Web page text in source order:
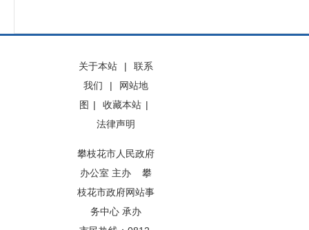
关于本站 |
联系
我们
|
网站地
图 | 收藏本站 |
法律声明
攀枝花市人民政府
办公室 主办 攀
枝花市政府网站事
务中心 承办